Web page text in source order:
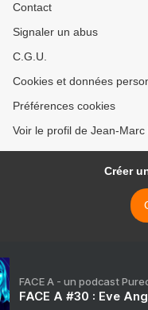
Contact
Signaler un abus
C.G.U.
Cookies et données
Préférences cookies
Voir le profil de Jean-
Créer
FACE A - un podcast
FACE A #30 : Eve